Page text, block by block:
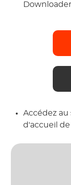
Accédez au
d'accueil de